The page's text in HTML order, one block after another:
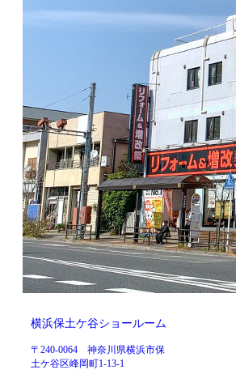
横浜保土ケ谷ショールーム
〒240-0064 神奈川県横浜市保
土ケ谷区峰岡町1-13-1